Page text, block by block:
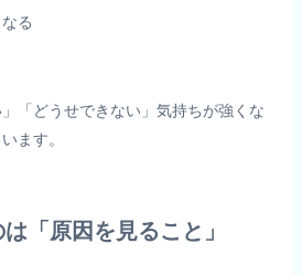
る
「どうせできない」気持ちが強くな
ます。
「原因を見ること」